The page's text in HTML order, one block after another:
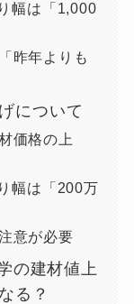
幅は「1,000
昨年よりも
について
価格の上
幅は「200万
意が必要
の建材値上
る？